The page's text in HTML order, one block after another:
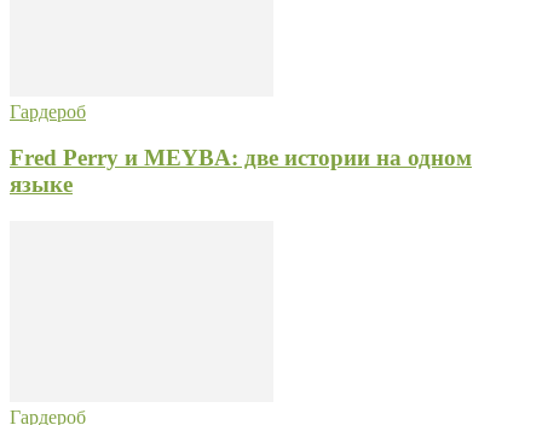
Гардероб
Fred Perry и MEYBA: две истории на одном
языке
Гардероб